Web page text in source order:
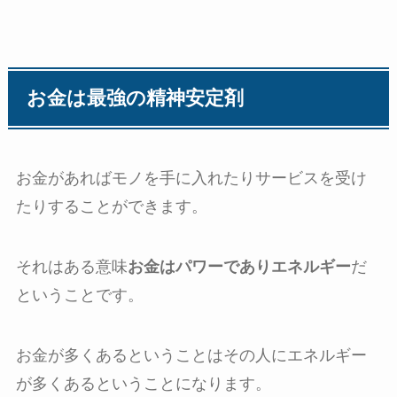
お金は最強の精神安定剤
お金があればモノを手に入れたりサービスを受け
たりすることができます。
それはある意味お金はパワーでありエネルギーだ
ということです。
お金が多くあるということはその人にエネルギー
が多くあるということになります。